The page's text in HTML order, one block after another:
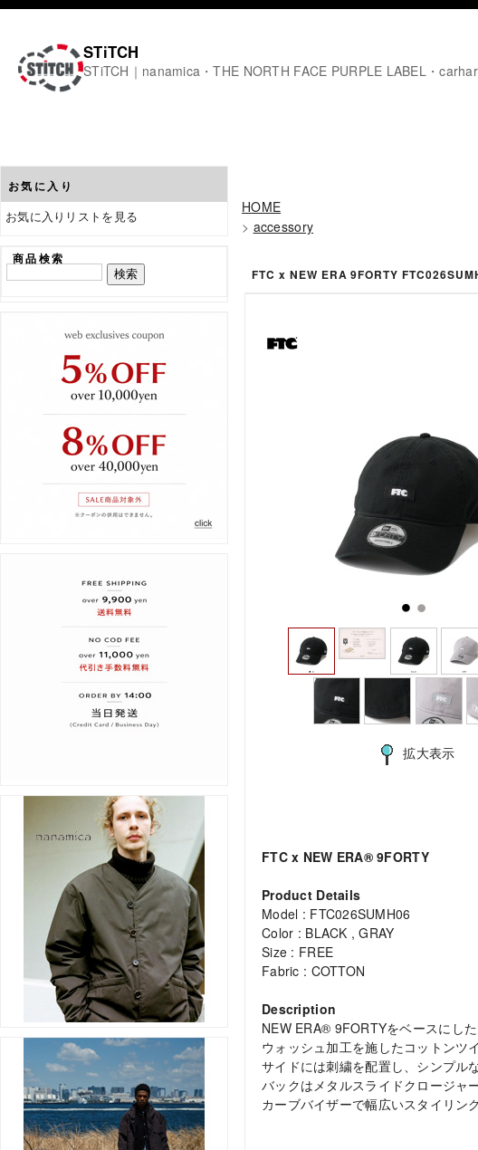
STiTCH
STiTCH｜nanamica・THE NORTH FACE PURPLE LABEL・
お気に入り
お気に入りリストを見る
商品検索
HOME
> accessory
FTC x NEW ERA 9FORTY
拡大表示
FTC x NEW ERA® 9FORTY
Product Details
Model : FTC026SUMH06
Color : BLACK , GRAY
Size : FREE
Fabric : COTTON
Description
NEW ERA® 9FORTYをベースにし
ウォッシュ加工を施したコットンツ
サイドには刺繍を配置し、シンプル
バックはメタルスライドクロージャ
カーブバイザーで幅広いスタイリン